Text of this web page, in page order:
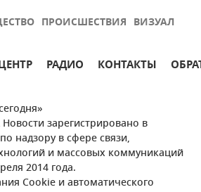
ПРОИСШЕСТВИЯ ВИЗУАЛ
РАДИО КОНТАКТЫ
зарегистрировано в
надзору в сфере связи,
и массовых коммуникаций
2014 года.
Cookie и автоматического